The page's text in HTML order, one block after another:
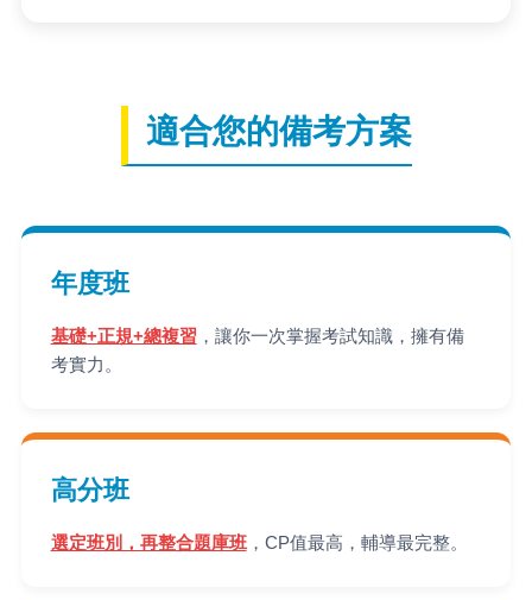
適合您的備考方案
年度班
基礎+正規+總複習 ，讓你一次掌握考試知識，擁有備
考實力。
高分班
選定班別，再整合題庫班，CP值最高，輔導最完整。